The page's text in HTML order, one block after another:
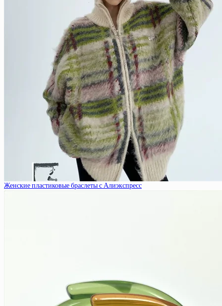
Женские пластиковые браслеты с Алиэкспресс